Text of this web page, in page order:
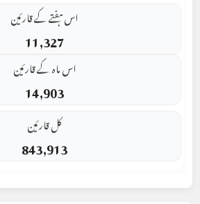
اس ہفتے کے قارئین
11,327
اس ماہ کے قارئین
14,903
کل قارئین
843,913